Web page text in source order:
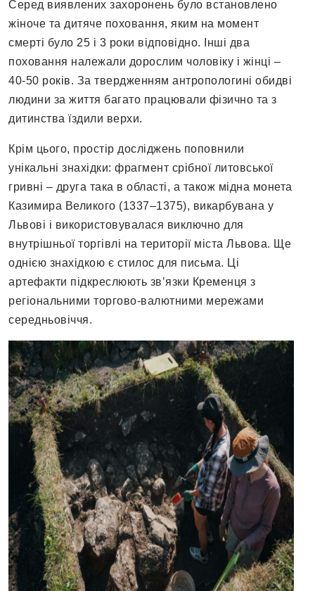
Серед виявлених захоронень було встановлено
жіноче та дитяче поховання, яким на момент
смерті було 25 і 3 роки відповідно. Інші два
поховання належали дорослим чоловіку і жінці –
40-50 років. За твердженням антропологині обидві
людини за життя багато працювали фізично та з
дитинства їздили верхи.
Крім цього, простір досліджень поповнили
унікальні знахідки: фрагмент срібної литовської
гривні – друга така в області, а також мідна монета
Казимира Великого (1337–1375), викарбувана у
Львові і використовувалася виключно для
внутрішньої торгівлі на території міста Львова. Ще
однією знахідкою є стилос для письма. Ці
артефакти підкреслюють зв’язки Кременця з
регіональними торгово-валютними мережами
середньовіччя.